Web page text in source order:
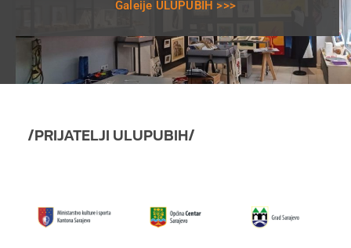
Galeije ULUPUBIH >>>
/PRIJATELJI ULUPUBIH/